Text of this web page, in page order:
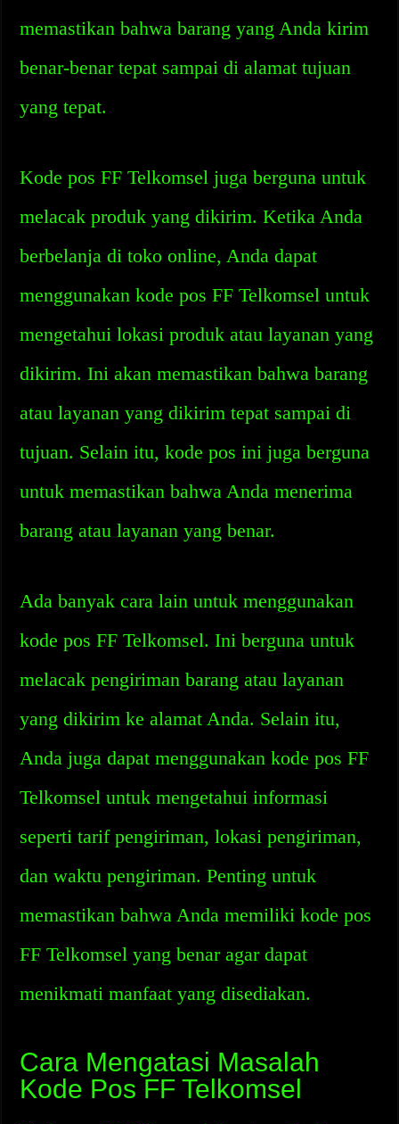
memastikan bahwa barang yang Anda kirim
benar-benar tepat sampai di alamat tujuan
yang tepat.
Kode pos FF Telkomsel juga berguna untuk
melacak produk yang dikirim. Ketika Anda
berbelanja di toko online, Anda dapat
menggunakan kode pos FF Telkomsel untuk
mengetahui lokasi produk atau layanan yang
dikirim. Ini akan memastikan bahwa barang
atau layanan yang dikirim tepat sampai di
tujuan. Selain itu, kode pos ini juga berguna
untuk memastikan bahwa Anda menerima
barang atau layanan yang benar.
Ada banyak cara lain untuk menggunakan
kode pos FF Telkomsel. Ini berguna untuk
melacak pengiriman barang atau layanan
yang dikirim ke alamat Anda. Selain itu,
Anda juga dapat menggunakan kode pos FF
Telkomsel untuk mengetahui informasi
seperti tarif pengiriman, lokasi pengiriman,
dan waktu pengiriman. Penting untuk
memastikan bahwa Anda memiliki kode pos
FF Telkomsel yang benar agar dapat
menikmati manfaat yang disediakan.
Cara Mengatasi Masalah
Kode Pos FF Telkomsel